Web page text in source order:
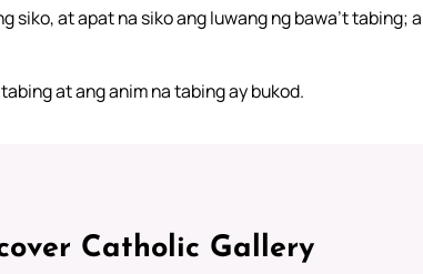
siko, at apat na siko ang luwang ng bawa’t tabing;
at ang anim na tabing ay bukod.
Catholic Gallery